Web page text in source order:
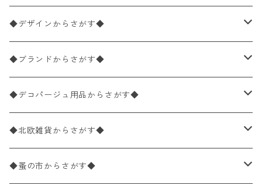
ペーパーナプキン1枚バラ売り
ペーパーナプキン20枚入りパック
ペーパーナプキン10枚入りパック
ライスペーパー
ペーパーリネンナプキン
33×33cm（ランチサイズ）
バラ売り
パック売り
25×25cm（カクテルサイズ）
バラ売り
パック売り
40×40cm（ディナーサイズ）
バラ売り
パック売り
21×21cm（ポケットサイズ）
バラ売り
33cm（ラウンド）
◆デザインからさがす◆
花柄
植物・グリーン柄
動物・鳥・昆虫・蝶柄
海・魚柄
◆ブランドからさがす◆
ドイツ製 IHR/イア
ランチサイズ
カクテルサイズ
ドイツ製 Ambiente/アンビエンテ
ランチサイズ
ドイツ製 Paperproducts Design
◆デコパージュ用品からさがす◆
デコパージュ液
デコパージュ下地
◆北欧雑貨からさがす◆
シリコンモールド
◆蚤の市からさがす◆